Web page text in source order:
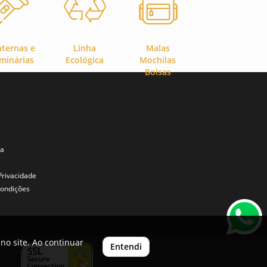
e
Linha
Ecológica
Malas
Mochilas
Bolsas
site. Ao continuar
Entendi